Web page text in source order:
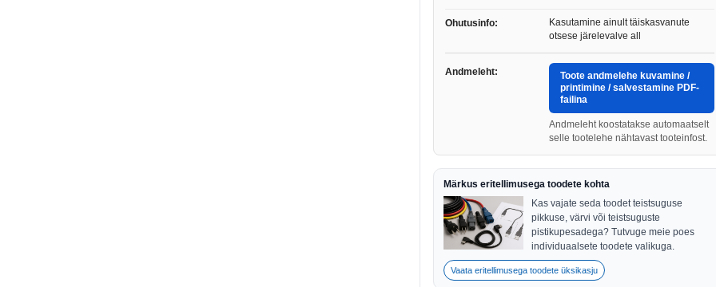
Ohutusinfo:
Kasutamine ainult täiskasvanute
otsese järelevalve all
Andmeleht:
Toote andmelehe kuvamine /
printimine / salvestamine PDF-
failina
Andmeleht koostatakse automaatselt
selle tootelehe nähtavast tooteinfost.
Märkus eritellimusega toodete kohta
Kas vajate seda toodet teistsuguse
pikkuse, värvi või teistsuguste
pistikupesadega? Tutvuge meie poes
individuaalsete toodete valikuga.
Vaata eritellimusega toodete üksikasju